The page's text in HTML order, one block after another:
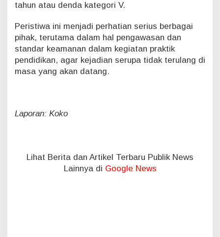
tahun atau denda kategori V.
Peristiwa ini menjadi perhatian serius berbagai
pihak, terutama dalam hal pengawasan dan
standar keamanan dalam kegiatan praktik
pendidikan, agar kejadian serupa tidak terulang di
masa yang akan datang.
Laporan: Koko
Lihat Berita dan Artikel Terbaru Publik News
Lainnya di Google News